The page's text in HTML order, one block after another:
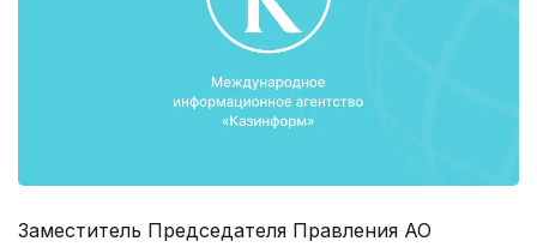
Заместитель Председателя Правления АО